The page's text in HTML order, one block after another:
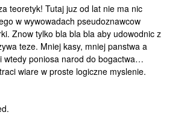
teoretyk! Tutaj juz od lat nie ma nic
w wywowadach pseudoznawcow
Znow tylko bla bla bla aby udowodnic z
teze. Mniej kasy, mniej panstwa a
wtedy poniosa narod do bogactwa…
wiare w proste logiczne myslenie.